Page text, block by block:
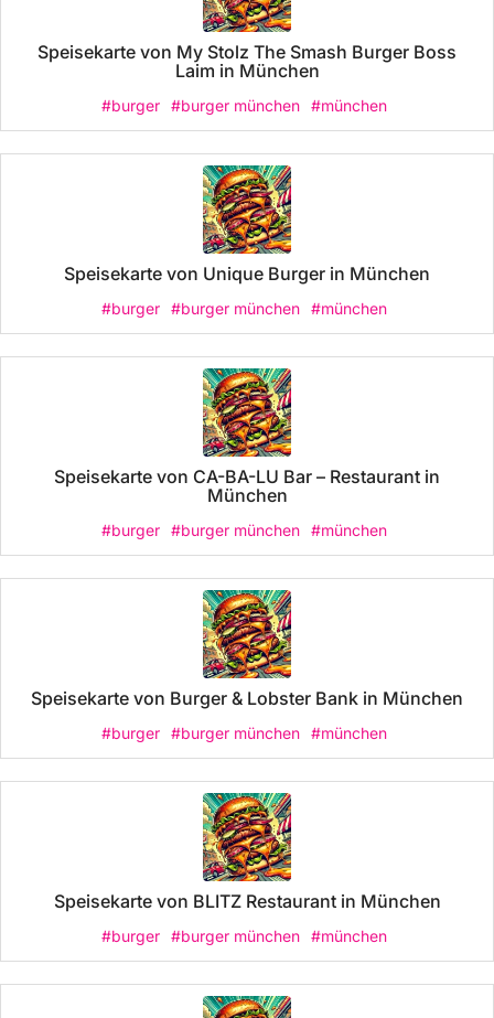
Speisekarte von My Stolz The Smash Burger Boss
Laim in München
#burger #burger münchen #münchen
Speisekarte von Unique Burger in München
#burger #burger münchen #münchen
Speisekarte von CA-BA-LU Bar – Restaurant in
München
#burger #burger münchen #münchen
Speisekarte von Burger & Lobster Bank in München
#burger #burger münchen #münchen
Speisekarte von BLITZ Restaurant in München
#burger #burger münchen #münchen